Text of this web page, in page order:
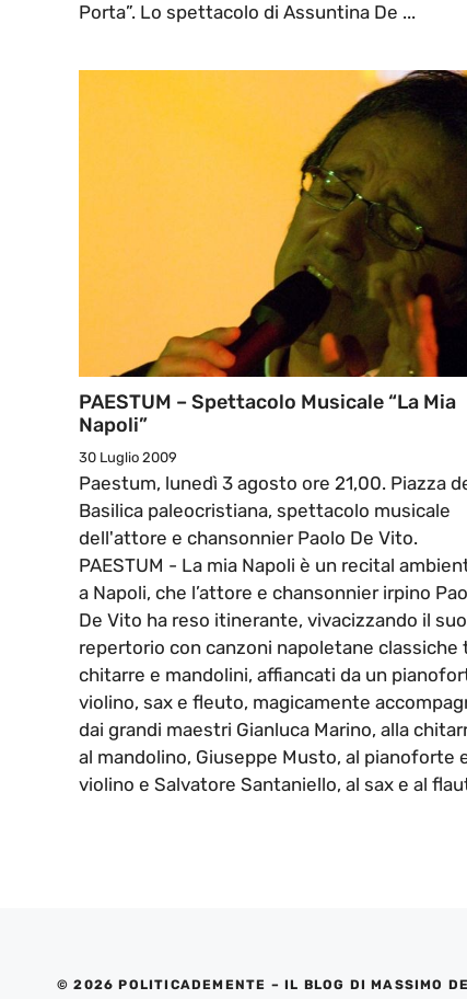
Porta”. Lo spettacolo di Assuntina De ...
PAESTUM – Spettacolo Musicale “La Mia
Napoli”
30 Luglio 2009
Paestum, lunedì 3 agosto ore 21,00. Piazza
Basilica paleocristiana, spettacolo musicale
dell'attore e chansonnier Paolo De Vito.
PAESTUM - La mia Napoli è un recital
a Napoli, che l’attore e chansonnier irpino
De Vito ha reso itinerante, vivacizzando il suo
repertorio con canzoni napoletane classiche
chitarre e mandolini, affiancati da un
violino, sax e fleuto, magicamente
dai grandi maestri Gianluca Marino, alla
al mandolino, Giuseppe Musto, al pianoforte
violino e Salvatore Santaniello, al sax e al
© 2026 POLITICADEMENTE – IL BLOG DI MASSIMO